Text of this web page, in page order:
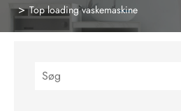
Top loading vaskemaskine